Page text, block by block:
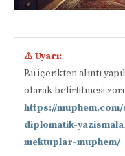
⚠ Uyarı:
Bu içerikten alıntı
olarak belirtilmesi
https://
diplomatik-
mektuplar-muphem/